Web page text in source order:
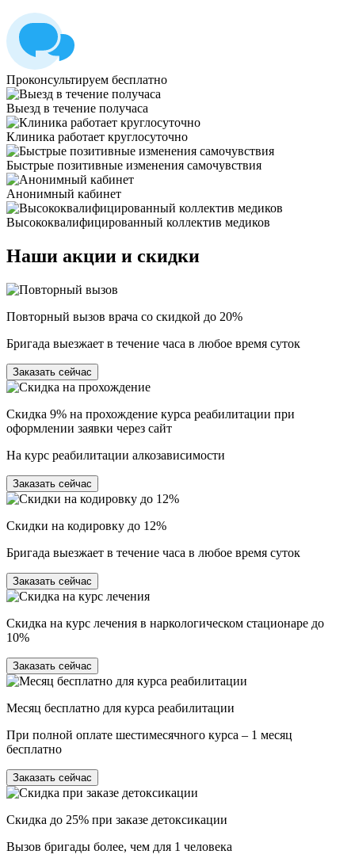
Проконсультируем бесплатно
Выезд в течение получаса
Клиника работает круглосуточно
Быстрые позитивные изменения самочувствия
Анонимный кабинет
Высококвалифицированный коллектив медиков
Наши акции и скидки
Повторный вызов врача со скидкой до 20%
Бригада выезжает в течение часа в любое время суток
Заказать сейчас
Скидка 9% на прохождение курса реабилитации при
оформлении заявки через сайт
На курс реабилитации алкозависимости
Заказать сейчас
Скидки на кодировку до 12%
Бригада выезжает в течение часа в любое время суток
Заказать сейчас
Скидка на курс лечения в наркологическом стационаре до
10%
Заказать сейчас
Месяц бесплатно для курса реабилитации
При полной оплате шестимесячного курса – 1 месяц
бесплатно
Заказать сейчас
Скидка до 25% при заказе детоксикации
Вызов бригады более, чем для 1 человека